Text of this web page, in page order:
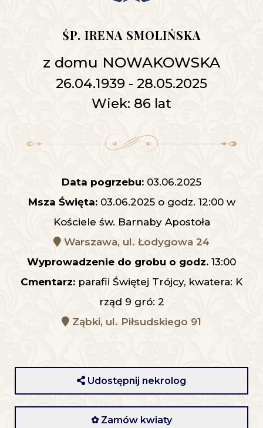
ŚP. IRENA SMOLIŃSKA
z domu NOWAKOWSKA
26.04.1939 - 28.05.2025
Wiek: 86 lat
Data pogrzebu: 03.06.2025
Msza Święta:03.06.2025 o godz. 12:00 w
Kościele św. Barnaby Apostoła
Warszawa, ul. Łodygowa 24
Wyprowadzenie do grobu o godz. 13:00
Cmentarz: parafii Świętej Trójcy, kwatera: K
rząd 9 gró: 2
Ząbki, ul. Piłsudskiego 91
Udostępnij nekrolog
✿ Zamów kwiaty